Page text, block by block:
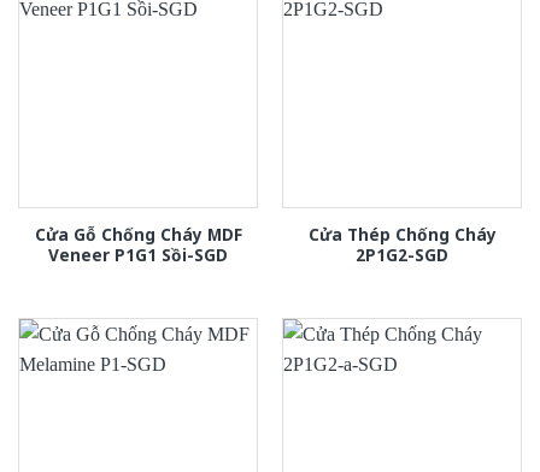
Cửa Gỗ Chống Cháy MDF
Veneer P1G1 Sồi-SGD
Cửa Thép Chống Cháy
2P1G2-SGD